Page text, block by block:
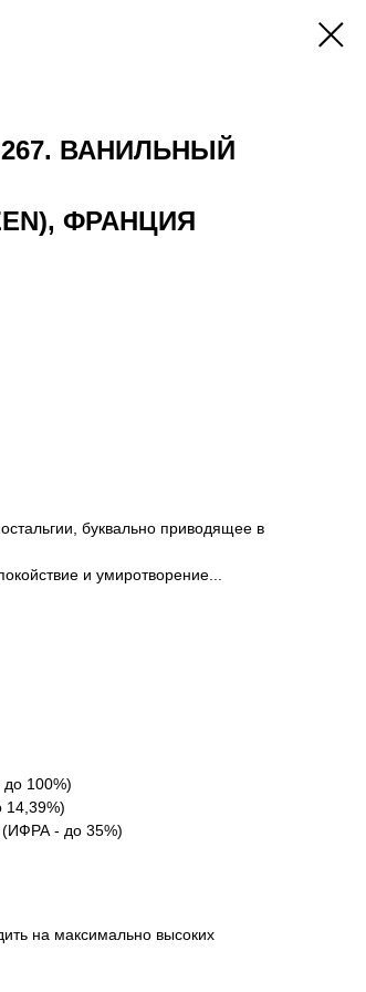
ВАНИЛЬНЫЙ
ФРАНЦИЯ
буквально приводящее в
и умиротворение...
100%)
- до 35%)
на максимально высоких